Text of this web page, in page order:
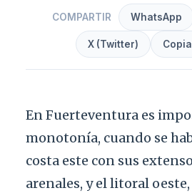
COMPARTIR WhatsApp
X (Twitter)
En Fuerteventura es
monotonía, cuando se
costa este con sus
arenales, y el litoral oeste,